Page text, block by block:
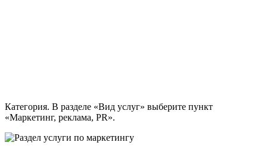
Категория. В разделе «Вид услуг» выберите пункт
«Маркетинг, реклама, PR».